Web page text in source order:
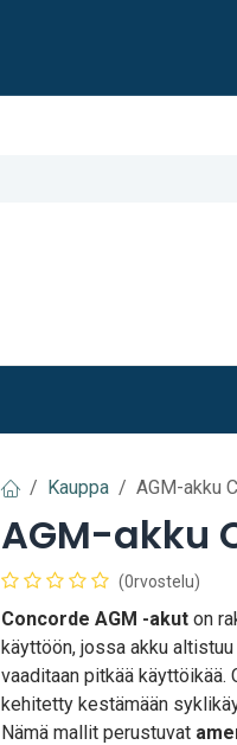
Kauppa AGM-akku
AGM-akku
(0rvostelu)
Concorde AGM -akut on
käyttöön, jossa akku
vaaditaan pitkää käyttöikää.
kehitetty kestämään
Nämä mallit perustuvat